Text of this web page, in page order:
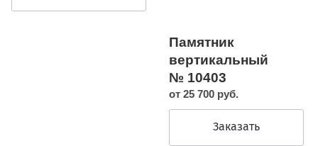
Памятник
вертикальный
№ 10403
от 25 700 руб.
Заказать